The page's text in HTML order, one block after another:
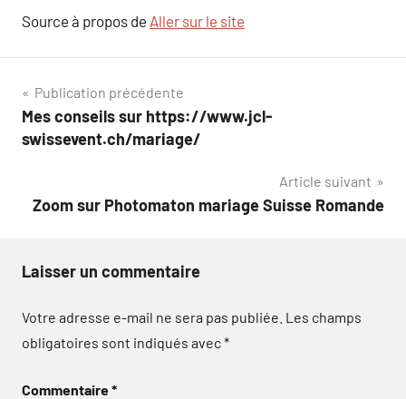
Source à propos de Aller sur le site
Navigation
de
Publication précédente
Mes conseils sur https://www.jcl-
swissevent.ch/mariage/
Article suivant
Zoom sur Photomaton mariage Suisse Romande
Laisser un commentaire
Votre adresse e-mail ne sera pas publiée. Les champs
obligatoires sont indiqués avec*
Commentaire*